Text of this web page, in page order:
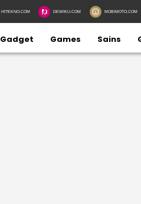
HITEKNO.COM DEWIKU.COM MOBIMOTO.COM
Gadget Games Sains